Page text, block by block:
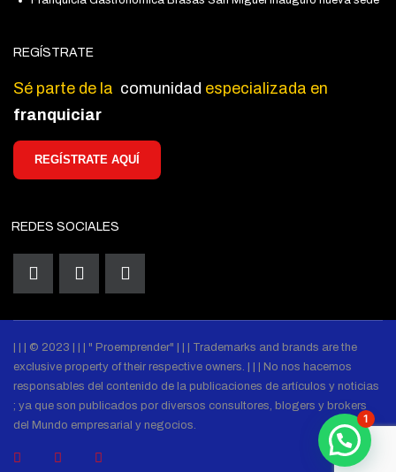
REGÍSTRATE
Sé parte de la comunidad especializada en
franquiciar
REGÍSTRATE AQUÍ
REDES SOCIALES
| | | © 2023 | | | " Proemprender" | | | Trademarks and brands are the
exclusive property of their respective owners. | | | No nos hacemos
responsables del contenido de la publicaciones de artículos y noticias
; ya que son publicados por diversos consultores, blogers y brokers
del Mundo empresarial y negocios.
1